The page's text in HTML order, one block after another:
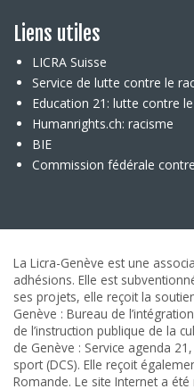
Liens utiles
LICRA Suisse
Service de lutte contre le
Education 21: lutte contre
Humanrights.ch: racisme
BIE
Commission fédérale
La Licra-Genève est une
adhésions. Elle est
ses projets, elle reçoit la
Genève : Bureau de
de l’instruction publique de la
de Genève : Service agenda
sport (DCS). Elle reçoit
Romande. Le site Internet a